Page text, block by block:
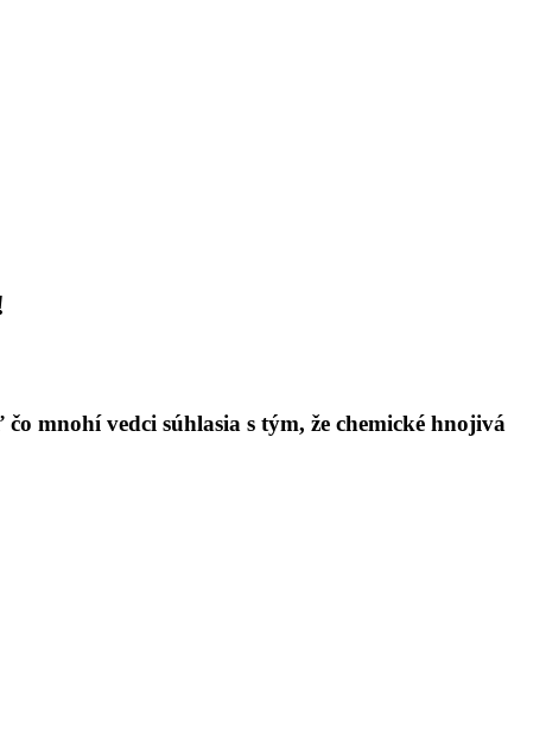
mnohí vedci súhlasia s tým, že chemické hnojivá